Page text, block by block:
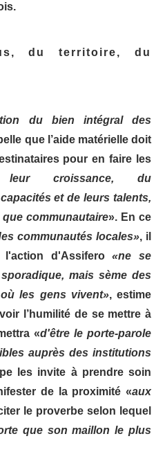
du territoire, du
du bien intégral des
que l’aide matérielle doit
pour en faire les
leur croissance, du
et de leurs talents,
communautaire». En ce
communautés locales», il
l'action d'Assifero«ne se
mais sème des
les gens vivent», estime
l’humilité de se mettre à
«d'être le porte-parole
auprès des institutions
les invite à prendre soin
de la proximité «aux
le proverbe selon lequel
que son maillon le plus